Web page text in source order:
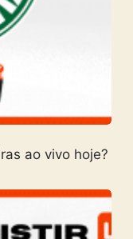
ao vivo hoje?